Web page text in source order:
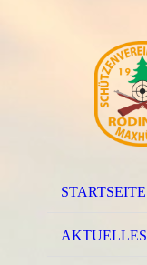
STARTSEITE
AKTUELLES